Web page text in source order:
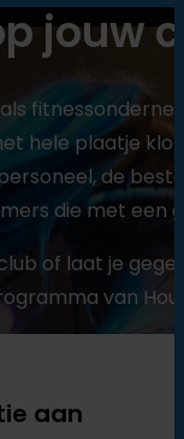
jouw
als
hele plaatje
de
die met een
of laat je
van
aan